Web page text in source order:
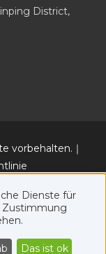
District,
vorbehalten.｜
Dienste für
Zustimmung
Das ist ok